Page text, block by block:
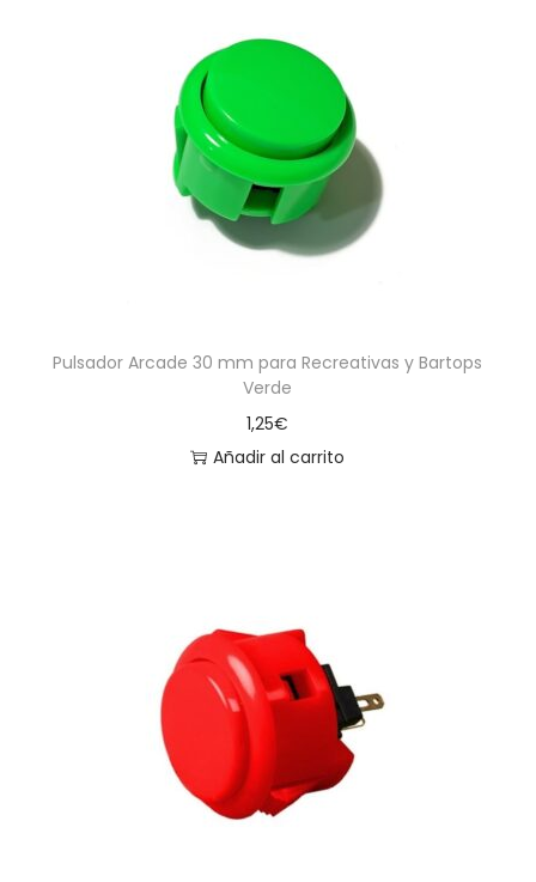
Pulsador Arcade 30 mm para Recreativas y Bartops
Verde
1,25€
Añadir al carrito